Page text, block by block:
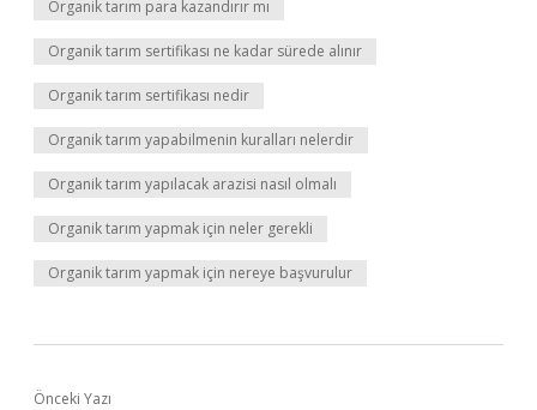
Organik tarım para kazandırır mı
Organik tarım sertifikası ne kadar sürede alınır
Organik tarım sertifikası nedir
Organik tarım yapabilmenin kuralları nelerdir
Organik tarım yapılacak arazisi nasıl olmalı
Organik tarım yapmak için neler gerekli
Organik tarım yapmak için nereye başvurulur
Önceki Yazı